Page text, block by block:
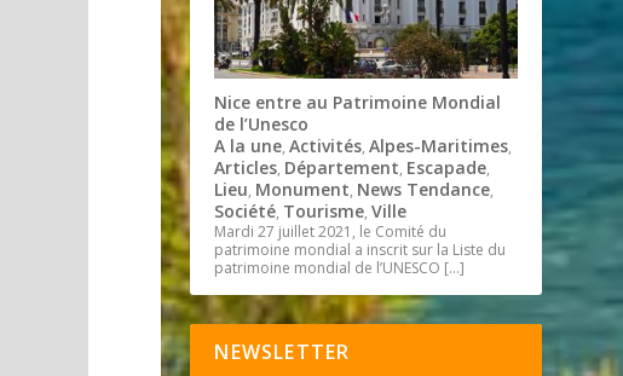
Nice entre au Patrimoine Mondial
de l’Unesco
A la une,Activités,Alpes-Maritimes,
Articles, Département, Escapade,
Lieu, Monument, News Tendance,
Société, Tourisme,Ville
Mardi 27 juillet 2021, le Comité du
patrimoine mondial a inscrit sur la Liste du
patrimoine mondial de l’UNESCO […]
NEWSLETTER